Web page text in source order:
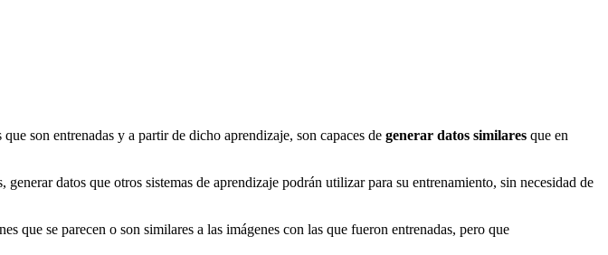
son entrenadas y a partir de dicho aprendizaje, son capaces de generar datos similares que en
datos que otros sistemas de aprendizaje podrán utilizar para su entrenamiento, sin necesidad de
que se parecen o son similares a las imágenes con las que fueron entrenadas, pero que